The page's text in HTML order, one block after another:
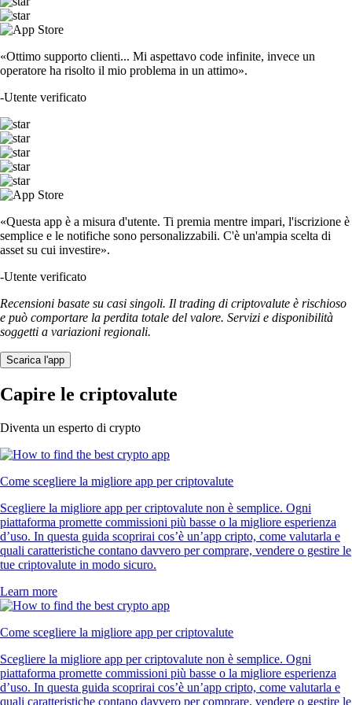
«Ottimo supporto clienti... Mi aspettavo code infinite, invece un
operatore ha risolto il mio problema in un attimo».
-Utente verificato
«Questa app è a misura d'utente. Ti premia mentre impari, l'iscrizione è
semplice e le notifiche sono personalizzabili. C'è un'ampia scelta di
asset su cui investire».
-Utente verificato
Recensioni basate su casi singoli. Il trading di criptovalute è rischioso
e può comportare la perdita totale del valore. Servizi e disponibilità
soggetti a variazioni regionali.
Scarica l'app
Capire le criptovalute
Diventa un esperto di crypto
Come scegliere la migliore app per criptovalute
Scegliere la migliore app per criptovalute non è semplice. Ogni
piattaforma promette commissioni più basse o la migliore esperienza
d’uso. In questa guida scoprirai cos’è un’app cripto, come valutarla e
quali caratteristiche contano davvero per comprare, vendere o gestire le
tue criptovalute in modo sicuro.
Learn more
Come scegliere la migliore app per criptovalute
Scegliere la migliore app per criptovalute non è semplice. Ogni
piattaforma promette commissioni più basse o la migliore esperienza
d’uso. In questa guida scoprirai cos’è un’app cripto, come valutarla e
quali caratteristiche contano davvero per comprare, vendere o gestire le